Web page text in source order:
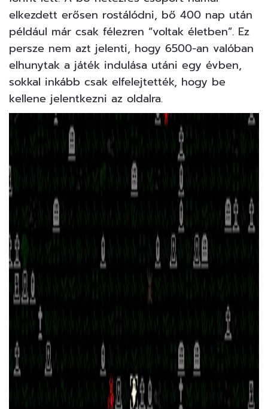
elkezdett erősen rostálódni, bő 400 nap után
például már csak félezren “voltak életben”. Ez
persze nem azt jelenti, hogy 6500-an valóban
elhunytak a játék indulása utáni egy évben,
sokkal inkább csak elfelejtették, hogy be
kellene jelentkezni az oldalra.